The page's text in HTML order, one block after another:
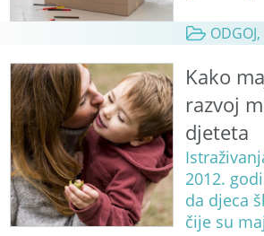
ODGOJ,
Kako
razvoj
djeteta
2012.
da djeca
čije su